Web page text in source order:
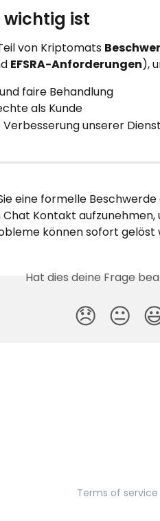
ist
von Kriptomats
EFSRA-Anforderungen),
faire Behandlung
als Kunde
unserer
eine formelle
Kontakt
können sofort gelöst
Hat dies deine Frage
😞 😐
Terms of service